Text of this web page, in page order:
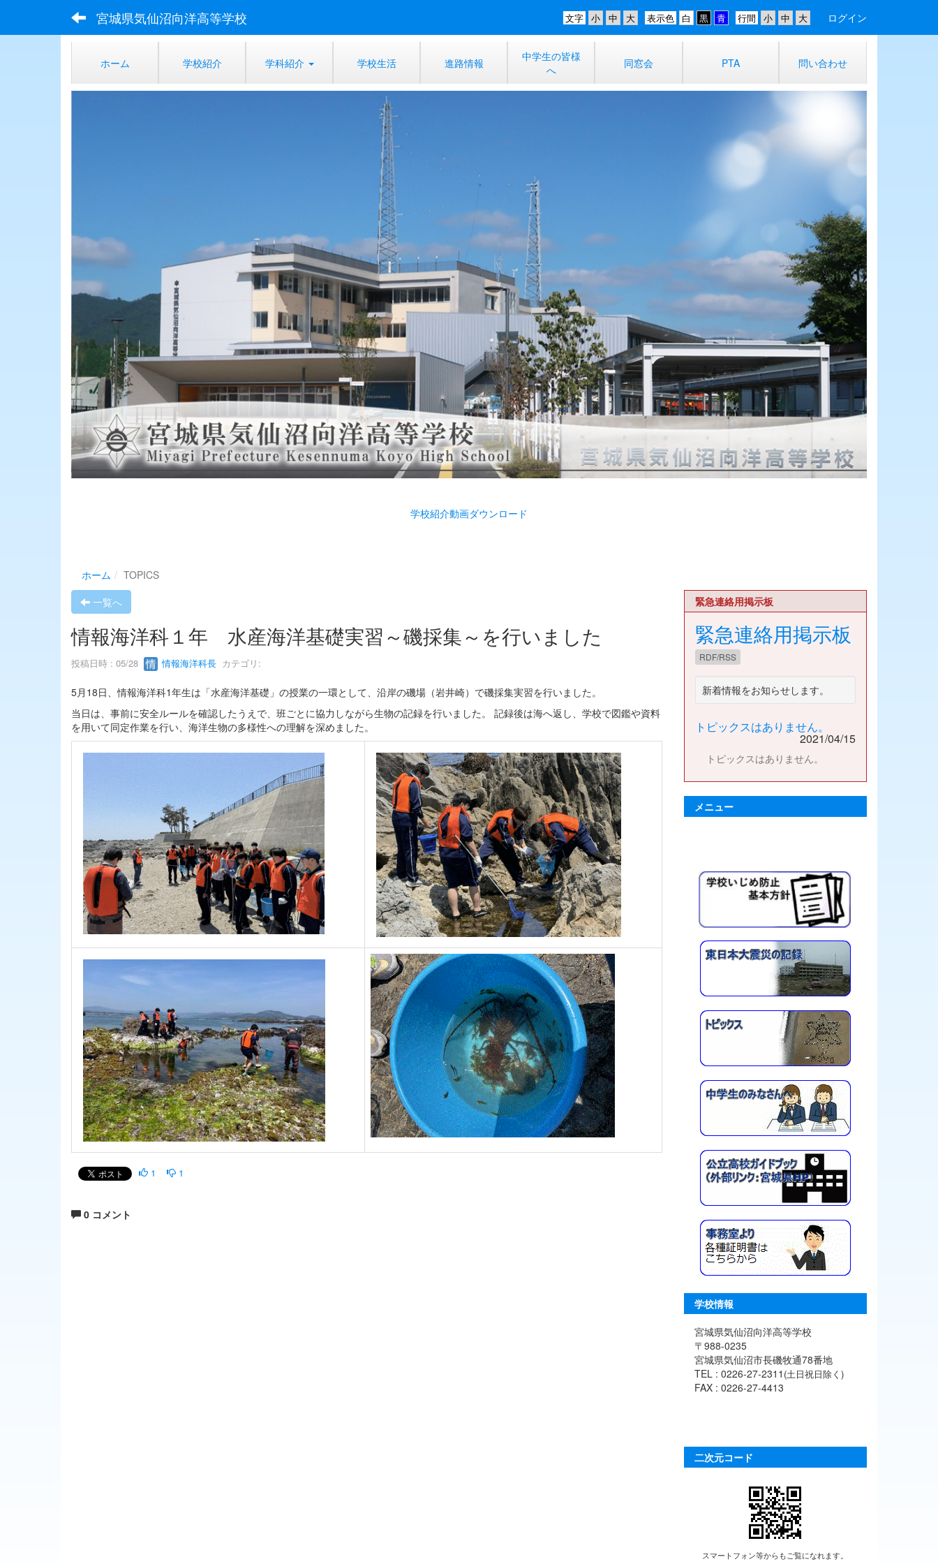
宮城県気仙沼向洋高等学校 行間
表示色
文字 ログイン
ホーム 学校紹介 学科紹介 学校生活 進路情報
中学生の皆様
へ
同窓会 PTA 問い合わせ
学校紹介動画ダウンロード
ホーム
TOPICS
一覧へ
情報海洋科１年 水産海洋基礎実習～磯採集～を行いました
投稿日時 : 05/28 情報海洋科長 カテゴリ:
5月18日、情報海洋科1年生は「水産海洋基礎」の授業の一環として、沿岸の磯場（岩井崎）で磯採集実習を行いました。
当日は、事前に安全ルールを確認したうえで、班ごとに協力しながら生物の記録を行いました。 記録後は海へ返し、学校で図鑑や資料
を用いて同定作業を行い、海洋生物の多様性への理解を深めました。
1 1
0 コメント
緊急連絡用掲示板
緊急連絡用掲示板
RDF/RSS
新着情報をお知らせします。
トピックスはありません。
2021/04/15
トピックスはありません。
メニュー
学校情報
宮城県気仙沼向洋高等学校
〒988-0235
宮城県気仙沼市長磯牧通78番地
TEL : 0226-27-2311 (土日祝日除く)
FAX : 0226-27-4413
二次元コード
スマートフォン等からもご覧になれます。